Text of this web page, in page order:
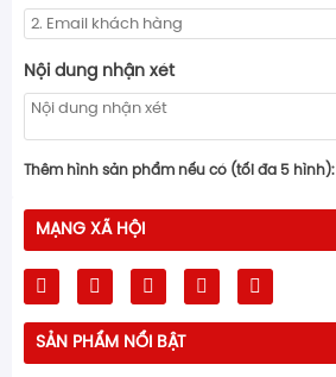
Nội dung nhận xét
Thêm hình sản phẩm nếu có (tối đa 5 hình):
MẠNG XÃ HỘI
SẢN PHẨM NỔI BẬT